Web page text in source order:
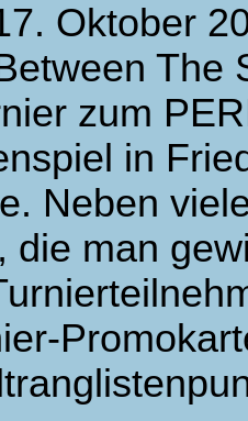
Oktober
The
zum
in
Neben
die man